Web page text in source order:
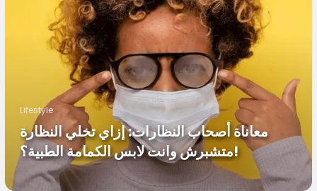
Lifestyle
معاناة أصحاب النظارات: إزاي تخلي النظارة
متشبرش وانت لابس الكمامة الطبية؟!